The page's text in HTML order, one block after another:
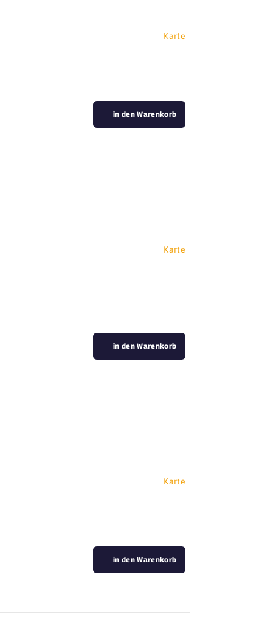
Karte
in den Warenkorb
Karte
in den Warenkorb
Karte
in den Warenkorb